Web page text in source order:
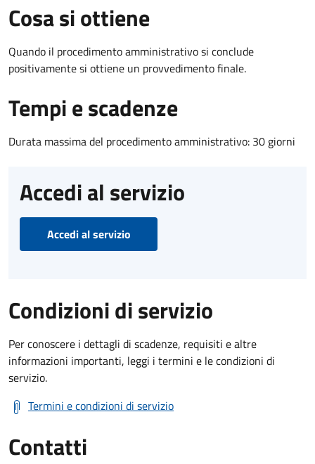
Cosa si ottiene
Quando il procedimento amministrativo si conclude
positivamente si ottiene un provvedimento finale.
Tempi e scadenze
Durata massima del procedimento amministrativo: 30 giorni
Accedi al servizio
Accedi al servizio
Condizioni di servizio
Per conoscere i dettagli di scadenze, requisiti e altre
informazioni importanti, leggi i termini e le condizioni di
servizio.
Termini e condizioni di servizio
Contatti